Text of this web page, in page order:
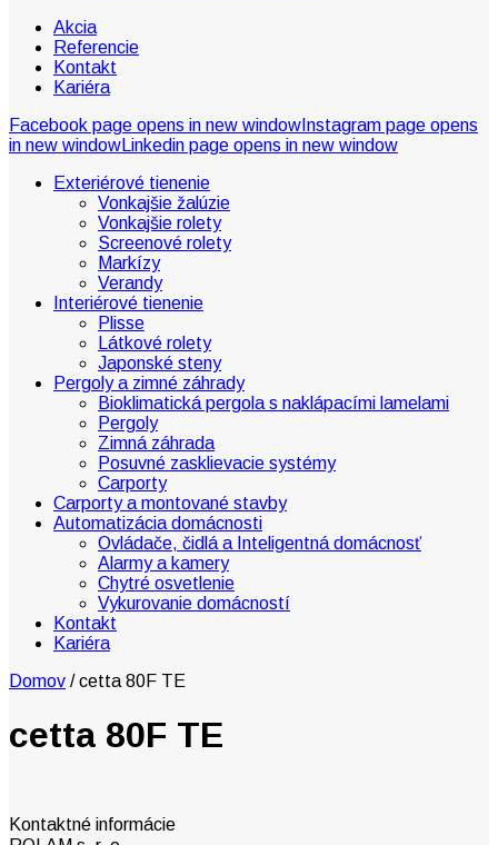
Akcia
Referencie
Kontakt
Kariéra
Facebook page opens in new window Instagram page opens
in new window Linkedin page opens in new window
Exteriérové tienenie
Vonkajšie žalúzie
Vonkajšie rolety
Screenové rolety
Markízy
Verandy
Interiérové tienenie
Plisse
Látkové rolety
Japonské steny
Pergoly a zimné záhrady
Bioklimatická pergola s naklápacími lamelami
Pergoly
Zimná záhrada
Posuvné zasklievacie systémy
Carporty
Carporty a montované stavby
Automatizácia domácnosti
Ovládače, čidlá a Inteligentná domácnosť
Alarmy a kamery
Chytré osvetlenie
Vykurovanie domácností
Kontakt
Kariéra
Domov /cetta 80F TE
cetta 80F TE
Kontaktné informácie